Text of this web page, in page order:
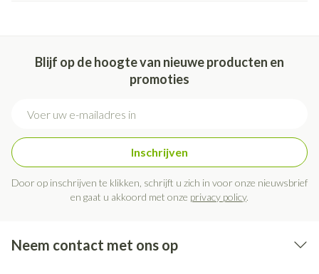
Blijf op de hoogte van nieuwe producten en
promoties
Inschrijven
Door op inschrijven te klikken, schrijft u zich in voor onze nieuwsbrief
en gaat u akkoord met onze privacy policy.
Neem contact met ons op